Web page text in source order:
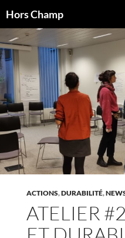
au
contenu
Hors Champ
ACTIONS,DURABILITÉ,
ATELIER